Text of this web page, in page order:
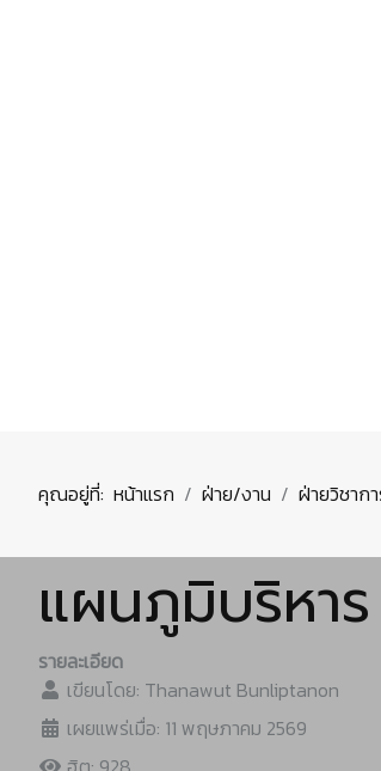
คุณอยู่ที่: หน้าแรก ฝ่าย/งาน ฝ่ายวิชาก
แผนภูมิบริหา
รายละเอียด
เขียนโดย: Thanawut Bunliptanon
เผยแพร่เมื่อ: 11 พฤษภาคม 2569